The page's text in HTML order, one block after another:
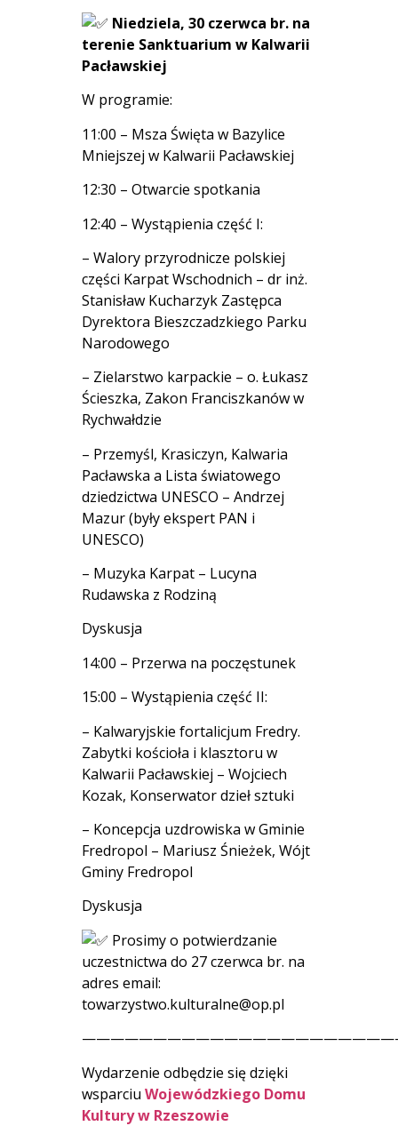
Niedziela, 30 czerwca br. na
terenie Sanktuarium w Kalwarii
Pacławskiej
W programie:
11:00 – Msza Święta w Bazylice
Mniejszej w Kalwarii Pacławskiej
12:30 – Otwarcie spotkania
12:40 – Wystąpienia część I:
– Walory przyrodnicze polskiej
części Karpat Wschodnich – dr inż.
Stanisław Kucharzyk Zastępca
Dyrektora Bieszczadzkiego Parku
Narodowego
– Zielarstwo karpackie – o. Łukasz
Ścieszka, Zakon Franciszkanów w
Rychwałdzie
– Przemyśl, Krasiczyn, Kalwaria
Pacławska a Lista światowego
dziedzictwa UNESCO – Andrzej
Mazur (były ekspert PAN i
UNESCO)
– Muzyka Karpat – Lucyna
Rudawska z Rodziną
Dyskusja
14:00 – Przerwa na poczęstunek
15:00 – Wystąpienia część II:
– Kalwaryjskie fortalicjum Fredry.
Zabytki kościoła i klasztoru w
Kalwarii Pacławskiej – Wojciech
Kozak, Konserwator dzieł sztuki
– Koncepcja uzdrowiska w Gminie
Fredropol – Mariusz Śnieżek, Wójt
Gminy Fredropol
Dyskusja
Prosimy o potwierdzanie
uczestnictwa do 27 czerwca br. na
adres email:
towarzystwo.kulturalne@op.pl
Wydarzenie odbędzie się dzięki
wsparciu Wojewódzkiego Domu
Kultury w Rzeszowie